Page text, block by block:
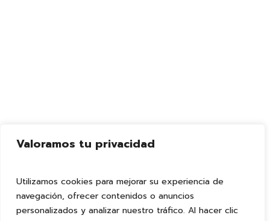
Valoramos tu privacidad
Utilizamos cookies para mejorar su experiencia de
navegación, ofrecer contenidos o anuncios
personalizados y analizar nuestro tráfico. Al hacer clic